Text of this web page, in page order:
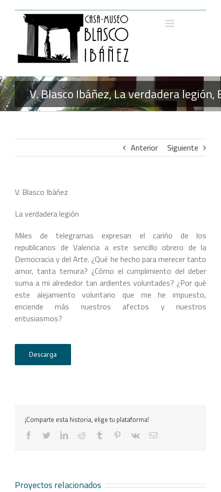
contenido
V. Blasco Ibáñez, La verdadera
Anterior Siguiente
V. Blasco Ibáñez
La verdadera legión
Miles de telegramas expresan el cariño de los
republicanos de Valencia a este sencillo obrero de la
Democracia y del Arte. ¿Qué he hecho para merecer tanto
amor, tanta ternura? ¿Cómo el cumplimiento del deber
suma a mi alrededor tan ardientes voluntades? ¿Por qué
este alejamiento voluntario que me he impuesto,
enciende más nuestros afectos y nuestros
entusiasmos?
Descarga
¡Comparte esta historia, elige tu plataforma!
facebooktwitterlinkedinreddit tumblr pinterest
vk
Correo
Proyectos relacionados